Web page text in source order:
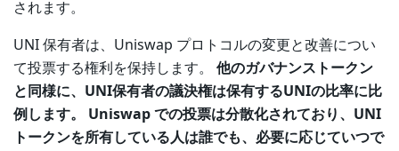
されます。
UNI 保有者は、Uniswap プロトコルの変更と改善につい
て投票する権利を保持します。 他のガバナンストークン
と同様に、UNI保有者の議決権は保有するUNIの比率に比
例します。 Uniswap での投票は分散化されており、UNI
トークンを所有している人は誰でも、必要に応じていつで